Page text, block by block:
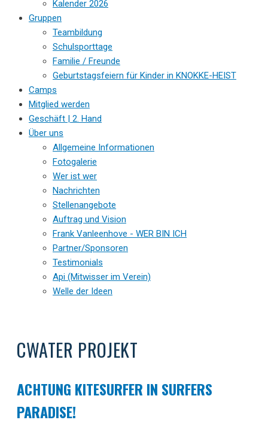
Kalender 2026
Gruppen
Teambildung
Schulsporttage
Familie / Freunde
Geburtstagsfeiern für Kinder in KNOKKE-HEIST
Camps
Mitglied werden
Geschäft | 2. Hand
Über uns
Allgemeine Informationen
Fotogalerie
Wer ist wer
Nachrichten
Stellenangebote
Auftrag und Vision
Frank Vanleenhove - WER BIN ICH
Partner/Sponsoren
Testimonials
Api (Mitwisser im Verein)
Welle der Ideen
CWATER PROJEKT
ACHTUNG KITESURFER IN SURFERS
PARADISE!